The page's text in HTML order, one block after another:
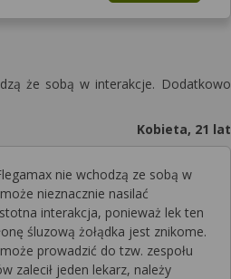
że sobą w interakcje. Dodatkowo
Kobieta, 21 lat
nie wchodzą ze sobą w
nieznacznie nasilać
interakcja, ponieważ lek ten
śluzową żołądka jest znikome.
prowadzić do tzw. zespołu
zalecił jeden lekarz, należy